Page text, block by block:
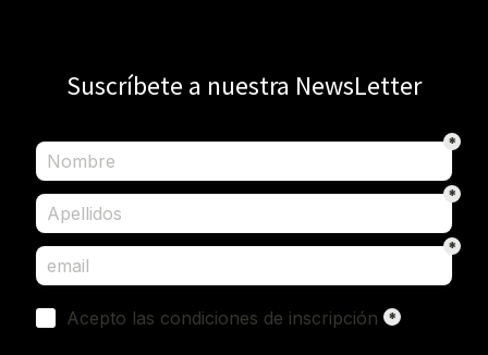
Suscríbete a nuestra NewsLetter